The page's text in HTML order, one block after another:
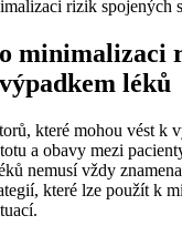
minimalizaci
léků
které mohou vést k
a obavy mezi
nemusí vždy
které lze použít k